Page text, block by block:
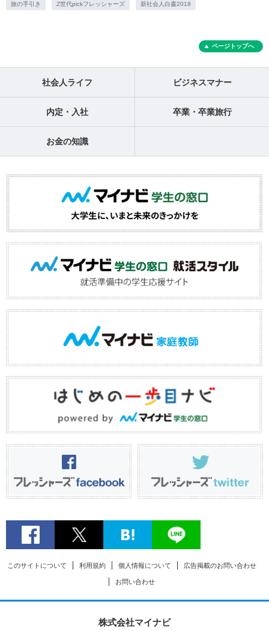
旅の手引き Z世代pickフレッシャーズ 新社会人白書2018
ページトップへ
社会人ライフ ビジネスマナー
内定・入社 卒業・卒業旅行
お金の知識
このサイトについて 利用規約 個人情報について 広告掲載のお問い合わせ
お問い合わせ
株式会社マイナビ